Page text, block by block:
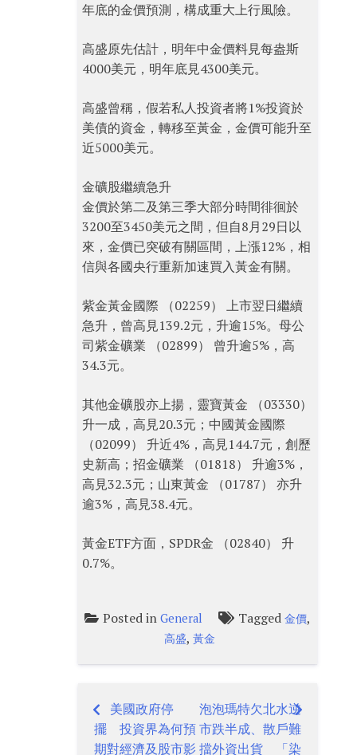
年底的金價預測，構成重大上行風險。
高盛原先估計，明年中金價料見每盎斯
4000美元，明年底見4300美元。
高盛曾稱，假若私人投資者將1%投資於
美債的資金，轉移至黃金，金價可能升至
近5000美元。
金礦股繼續急升
金價於第二及第三季大部分時間徘徊於
3200至3450美元之間，但自8月29日以
來，金價已突破有關區間，上漲12%，相
信與各國央行重新加速買入黃金有關。
紫金黃金國際 （02259） 上市翌日繼續
急升，曾高見139.2元，升逾15%。母公
司紫金礦業 （02899） 曾升逾5%，高
34.3元。
其他金礦股亦上揚，靈寶黃金 （03330）
升一成，高見20.3元；中國黃金國際
（02099） 升近4%，高見144.7元，創歷
史新高；招金礦業 （01818） 升逾3%，
高見32.3元；山東黃金 （01787） 亦升
逾3%，高見38.4元。
黃金ETF方面，SPDR金 （02840） 升
0.7%。
Posted inGeneral Tagged金價,
高盛,黃金
Post
美國政府停
擺 投資界為何預
期對經濟及股市影
泡泡瑪特欠北水逆
市跌半成、散戶難
擋外資出貨 「染